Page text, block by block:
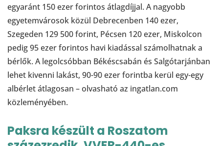
egyaránt 150 ezer forintos átlagdíjjal. A nagyobb
egyetemvárosok közül Debrecenben 140 ezer,
Szegeden 129 500 forint, Pécsen 120 ezer, Miskolcon
pedig 95 ezer forintos havi kiadással számolhatnak a
bérlők. A legolcsóbban Békéscsabán és Salgótarjánban
lehet kivenni lakást, 90-90 ezer forintba kerül egy-egy
albérlet átlagosan – olvasható az ingatlan.com
közleményében.
Paksra készült a Roszatom